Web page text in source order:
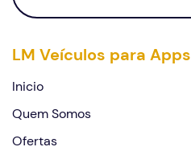
LM Veículos para Apps
Inicio
Quem Somos
Ofertas